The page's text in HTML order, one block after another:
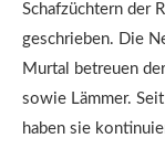
Schafzüchtern der
geschrieben. Die
Murtal betreuen
sowie Lämmer.
haben sie